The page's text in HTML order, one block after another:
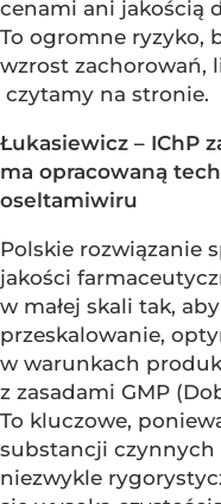
cenami ani jakością
To ogromne ryzyko,
wzrost zachorowań,
czytamy na stronie.
Łukasiewicz – IChP
ma opracowaną
oseltamiwiru
Polskie rozwiązanie
jakości
w małej skali tak,
przeskalowanie,
w warunkach
z zasadami GMP
To kluczowe,
substancji czynnych
niezwykle